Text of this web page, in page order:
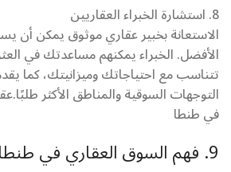
8. استشارة الخبراء العقاريين
الاستعانة بخبير عقاري موثوق يمكن أن
الأفضل. الخبراء يمكنهم مساعدتك في
تتناسب مع احتياجاتك وميزانيتك، كما
التوجهات السوقية والمناطق الأكثر
في طنطا
9. فهم السوق العقاري في طنطا